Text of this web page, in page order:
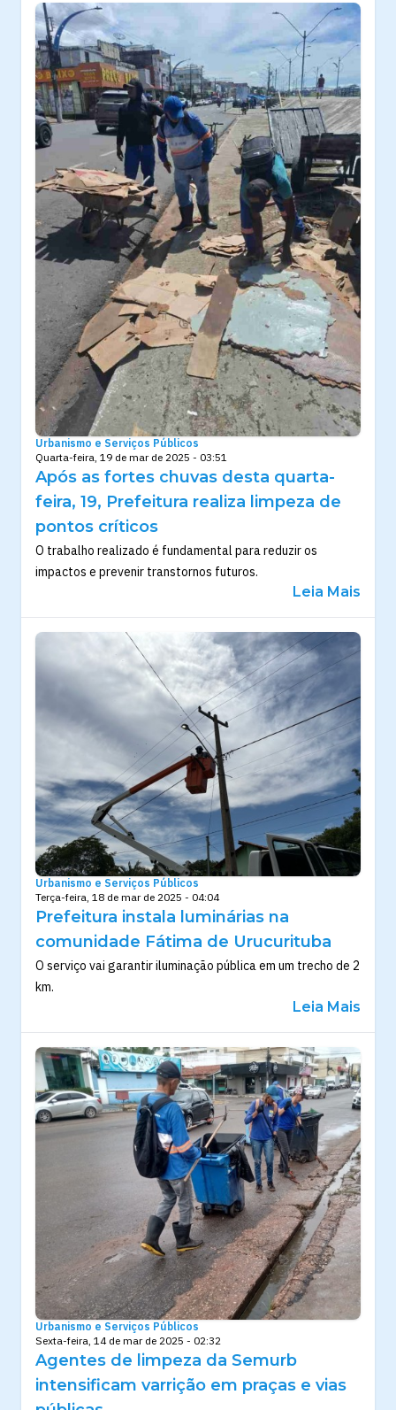
Urbanismo e Serviços Públicos
Quarta-feira, 19 de mar de 2025 - 03:51
Após as fortes chuvas desta quarta-
feira, 19, Prefeitura realiza limpeza de
pontos críticos
O trabalho realizado é fundamental para reduzir os
impactos e prevenir transtornos futuros.
Leia Mais
Urbanismo e Serviços Públicos
Terça-feira, 18 de mar de 2025 - 04:04
Prefeitura instala luminárias na
comunidade Fátima de Urucurituba
O serviço vai garantir iluminação pública em um trecho de 2
km.
Leia Mais
Urbanismo e Serviços Públicos
Sexta-feira, 14 de mar de 2025 - 02:32
Agentes de limpeza da Semurb
intensificam varrição em praças e vias